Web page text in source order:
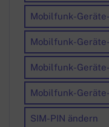
Mobilfunk-
Mobilfunk-
Mobilfunk-
Mobilfunk-
SIM-PIN ändern